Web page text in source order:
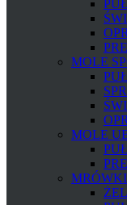
MOLE
MOLE
MRÓWKI